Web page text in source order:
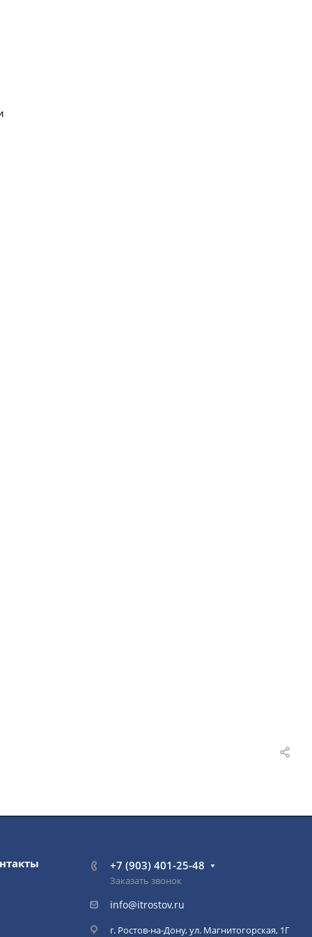
+7 (903) 401-25-48
Заказать звонок
info@itrostov.ru
г. Ростов-на-Дону, ул. Магнитогорская, 1Г